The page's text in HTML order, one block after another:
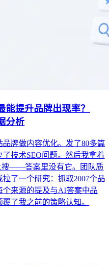
提升品牌出现率？
分析
牌做内容优化。发了80多篇
技术SEO问题。然后我拿着
搜——答案里没有它。团队质
了一个研究：抓取2007个品
个来源的提及与AI答案中品
了我之前的策略认知。